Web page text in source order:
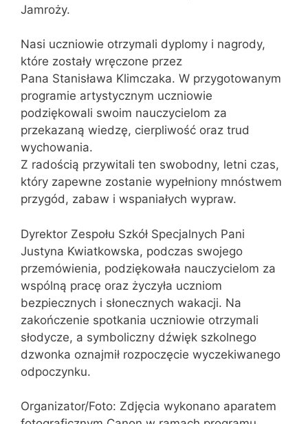
Jamroży.
Nasi uczniowie otrzymali dyplomy i nagrody,
które zostały wręczone przez
Pana Stanisława Klimczaka. W przygotowanym
programie artystycznym uczniowie
podziękowali swoim nauczycielom za
przekazaną wiedzę, cierpliwość oraz trud
wychowania.
Z radością przywitali ten swobodny, letni czas,
który zapewne zostanie wypełniony mnóstwem
przygód, zabaw i wspaniałych wypraw.
Dyrektor Zespołu Szkół Specjalnych Pani
Justyna Kwiatkowska, podczas swojego
przemówienia, podziękowała nauczycielom za
wspólną pracę oraz życzyła uczniom
bezpiecznych i słonecznych wakacji. Na
zakończenie spotkania uczniowie otrzymali
słodycze, a symboliczny dźwięk szkolnego
dzwonka oznajmił rozpoczęcie wyczekiwanego
odpoczynku.
Organizator/Foto: Zdjęcia wykonano aparatem